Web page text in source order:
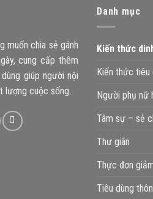
muốn chia sẻ gánh
cung cấp thêm
giúp người nội
lượng cuộc sống.
Danh mục
Kiến thức
Kiến thức tiêu
Người phụ nữ
Tâm sự – sẻ
Thư giãn
Thực đơn
Tiêu dùng